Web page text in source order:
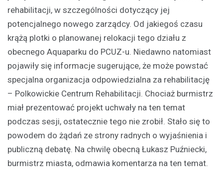
rehabilitacji, w szczególności dotyczący jej
potencjalnego nowego zarządcy. Od jakiegoś czasu
krążą plotki o planowanej relokacji tego działu z
obecnego Aquaparku do PCUZ-u. Niedawno natomiast
pojawiły się informacje sugerujące, że może powstać
specjalna organizacja odpowiedzialna za rehabilitację
– Polkowickie Centrum Rehabilitacji. Chociaż burmistrz
miał prezentować projekt uchwały na ten temat
podczas sesji, ostatecznie tego nie zrobił. Stało się to
powodem do żądań ze strony radnych o wyjaśnienia i
publiczną debatę. Na chwilę obecną Łukasz Puźniecki,
burmistrz miasta, odmawia komentarza na ten temat.